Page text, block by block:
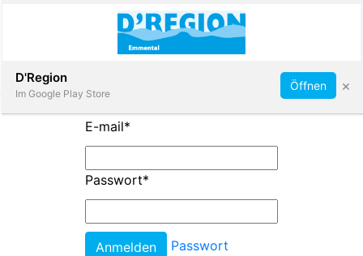
Abonnieren
E-mail*
Passwort*
Passwort
D'Region
Im Google Play Store
Öffnen ×